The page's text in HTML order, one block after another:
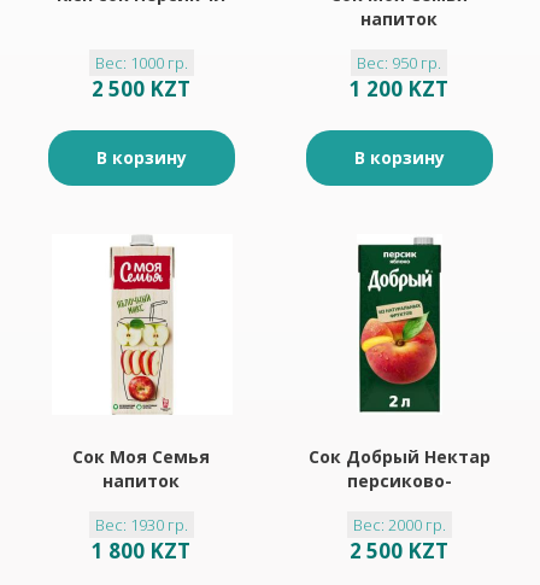
Вес: 1000 гр.
2 500 KZT
В корзину
напиток
яблок Яблочный
микс 0,95л
Вес: 950 гр.
1 200 KZT
В корзину
Сок Моя Семья
напиток
яблок Яблочный
микс 1,93л
Вес: 1930 гр.
1 800 KZT
Сок Добрый Нектар
персиково-
Вес: 2000 гр.
2 500 KZT